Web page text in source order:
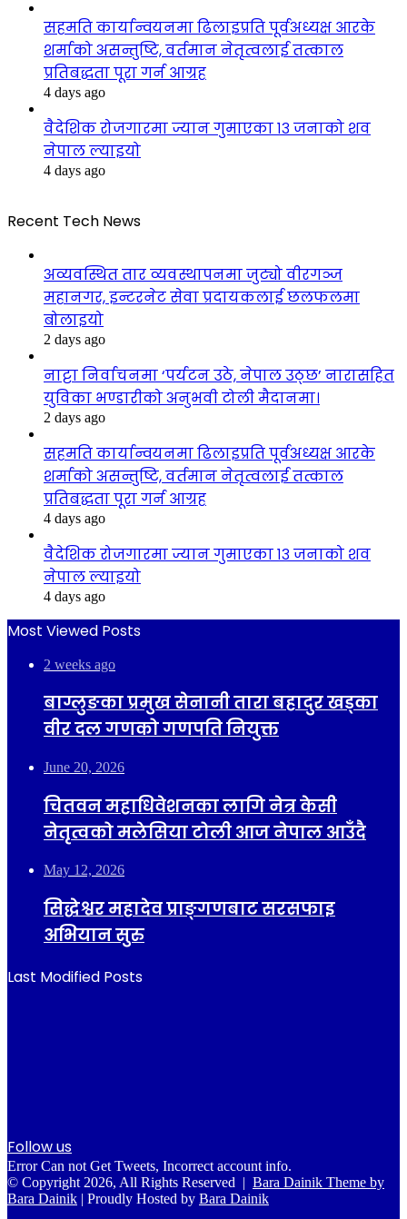
सहमति कार्यान्वयनमा ढिलाइप्रति पूर्वअध्यक्ष आरके
शर्माको असन्तुष्टि, वर्तमान नेतृत्वलाई तत्काल
प्रतिबद्धता पूरा गर्न आग्रह
4 days ago
वैदेशिक रोजगारमा ज्यान गुमाएका १३ जनाको शव
नेपाल ल्याइयो
4 days ago
Recent Tech News
अव्यवस्थित तार व्यवस्थापनमा जुट्यो वीरगञ्ज
महानगर, इन्टरनेट सेवा प्रदायकलाई छलफलमा
बोलाइयो
2 days ago
नाट्टा निर्वाचनमा ‘पर्यटन उठे, नेपाल उठ्छ’ नारासहित
युविका भण्डारीको अनुभवी टोली मैदानमा।
2 days ago
सहमति कार्यान्वयनमा ढिलाइप्रति पूर्वअध्यक्ष आरके
शर्माको असन्तुष्टि, वर्तमान नेतृत्वलाई तत्काल
प्रतिबद्धता पूरा गर्न आग्रह
4 days ago
वैदेशिक रोजगारमा ज्यान गुमाएका १३ जनाको शव
नेपाल ल्याइयो
4 days ago
Most Viewed Posts
2 weeks ago
बाग्लुङका प्रमुख सेनानी तारा बहादुर खड्का
वीर दल गणको गणपति नियुक्त
June 20, 2026
चितवन महाधिवेशनका लागि नेत्र केसी
नेतृत्वको मलेसिया टोली आज नेपाल आउँदै
May 12, 2026
सिद्धेश्वर महादेव प्राङ्गणबाट सरसफाइ
अभियान सुरु
Last Modified Posts
Follow us
Error Can not Get Tweets, Incorrect account info.
© Copyright 2026, All Rights Reserved | Bara Dainik Theme by
Bara Dainik | Proudly Hosted by Bara Dainik